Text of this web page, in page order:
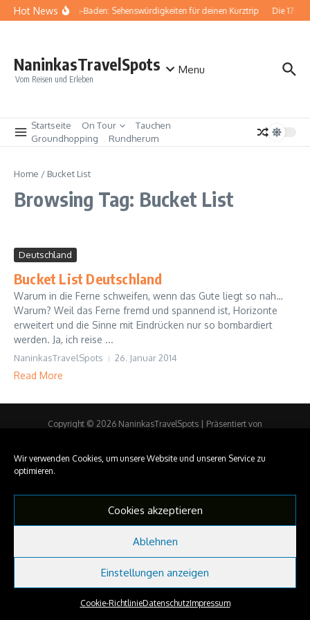
Wir verwenden Cookies, um unsere Website und unseren Service zu
optimieren.
Cookies akzeptieren
Ablehnen
Einstellungen anzeigen
Cookie-RichtlinieDatenschutzImpressum
Zum Inhalt springen
Hot NewsBaden-Baden: Sehenswürdigkeiten für deinen Kurztrip Die 17
NaninkasTravelSpots
Vom Reisen und Erleben
Menu
Startseite On Tour
Tauchen
Groundhopping
Rundherum
Home / Bucket List
Browsing Tag: Bucket List
Deutschland
Bucket List Deutschland
Warum in die Ferne schweifen, wenn das Gute liegt so nah…
Warum? Weil das Ferne fremd und spannend ist, Horizonte
erweitert und die Sinne mit Eindrücken nur so bombardiert
werden. Ja, ich reise ...
NaninkasTravelSpots 26. Januar 2014
Read More
Copyright © 2026 NaninkasTravelSpots | Präsentiert von